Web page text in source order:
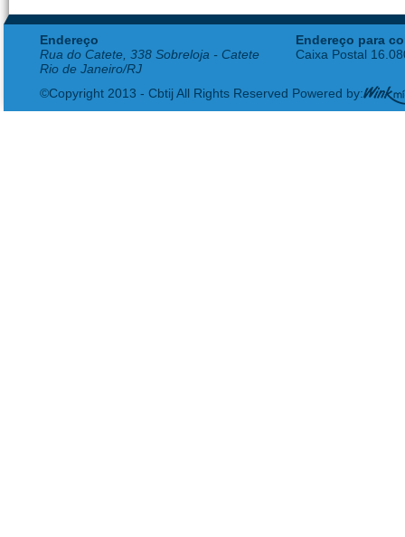
Endereço
Rua do Catete, 338 Sobreloja - Catete
Rio de Janeiro/RJ
Endereço para
Caixa Postal
©Copyright 2013 - Cbtij All Rights Reserved Powered by: